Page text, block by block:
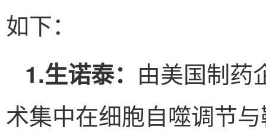
如下：
1.生诺泰： 由美国制药
术集中在细胞自噬调节